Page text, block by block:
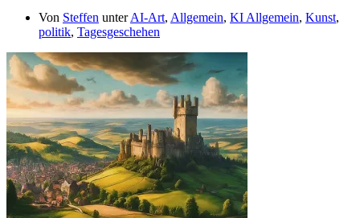
Von Steffen unterAI-Art, Allgemein, KI Allgemein, Kunst,
politik, Tagesgeschehen